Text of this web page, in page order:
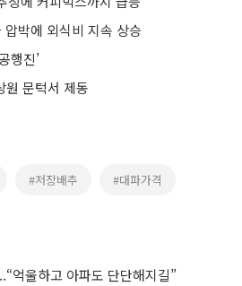
박에 외식비 지속 상승
행진’
문턱서 제동
#저장배추 #대파가격
억울하고 아파도 단단해지길”